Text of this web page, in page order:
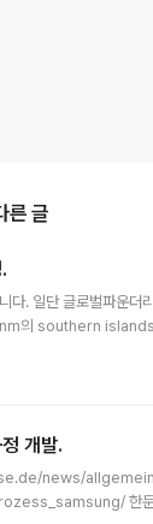
른 글
다. 일단 글로벌파운더
의 southern
32nm SOI, 40nm 벌크
참고. http://
display/
개발.
news/
한문